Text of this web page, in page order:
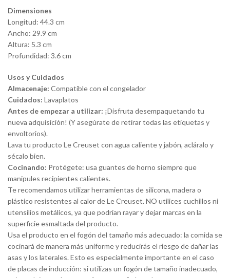
Dimensiones
Longitud: 44.3 cm
Ancho: 29.9 cm
Altura: 5.3 cm
Profundidad: 3.6 cm
Usos y Cuidados
Almacenaje: Compatible con el congelador
Cuidados: Lavaplatos
Antes de empezar a utilizar: ¡Disfruta desempaquetando tu
nueva adquisición! (Y asegúrate de retirar todas las etiquetas y
envoltorios).
Lava tu producto Le Creuset con agua caliente y jabón, acláralo y
sécalo bien.
Cocinando: Protégete: usa guantes de horno siempre que
manipules recipientes calientes.
Te recomendamos utilizar herramientas de silicona, madera o
plástico resistentes al calor de Le Creuset. NO utilices cuchillos ni
utensilios metálicos, ya que podrían rayar y dejar marcas en la
superficie esmaltada del producto.
Usa el producto en el fogón del tamaño más adecuado: la comida se
cocinará de manera más uniforme y reducirás el riesgo de dañar las
asas y los laterales. Esto es especialmente importante en el caso
de placas de inducción: si utilizas un fogón de tamaño inadecuado,